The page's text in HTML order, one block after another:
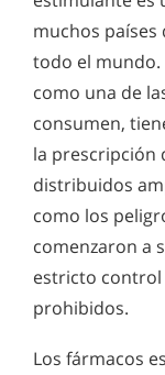
El abuso de
países. Tienen la
prescripción de
efectos
Información
Riesgos para la
Riesgos para la
para el mareo
Píldoras de las
Riesgos para
Información
musculares
muy antiguo. El
desde su inicio,
casi todas las
asumir que la
confrontar y
humana.
muchos
todo el mundo.
como una de
consumen,
la prescripción
distribuidos
como los
comenzaron a
estricto
prohibidos.
Los fármacos